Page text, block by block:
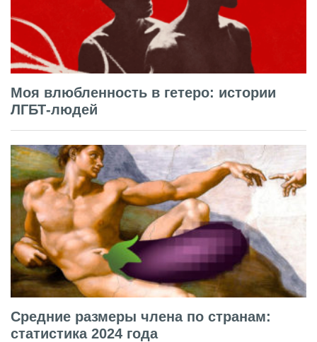
Моя влюбленность в гетеро: истории
ЛГБТ-людей
Средние размеры члена по странам:
статистика 2024 года